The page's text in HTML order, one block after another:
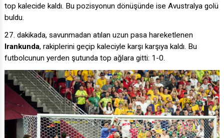
top kalecide kaldı. Bu pozisyonun dönüşünde ise Avustralya golü
buldu.
27. dakikada, savunmadan atılan uzun pasa hareketlenen
Irankunda, rakiplerini geçip kaleciyle karşı karşıya kaldı. Bu
futbolcunun yerden şutunda top ağlara gitti: 1-0.